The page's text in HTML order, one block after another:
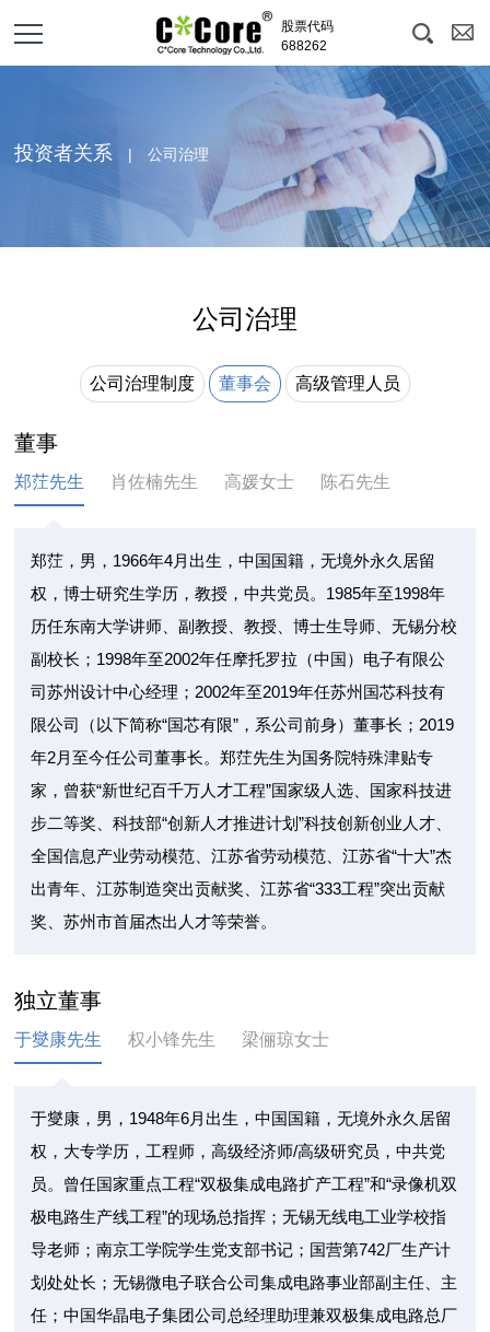
股票代码
688262
投资者关系 | 公司治理
公司治理
公司治理制度 董事会 高级管理人员
董事
郑茳先生 肖佐楠先生 高媛女士 陈石先生
郑茳，男，1966年4月出生，中国国籍，无境外永久居留
权，博士研究生学历，教授，中共党员。1985年至1998年
历任东南大学讲师、副教授、教授、博士生导师、无锡分校
副校长；1998年至2002年任摩托罗拉（中国）电子有限公
司苏州设计中心经理；2002年至2019年任苏州国芯科技有
限公司（以下简称“国芯有限”，系公司前身）董事长；2019
年2月至今任公司董事长。郑茳先生为国务院特殊津贴专
家，曾获“新世纪百千万人才工程”国家级人选、国家科技进
步二等奖、科技部“创新人才推进计划”科技创新创业人才、
全国信息产业劳动模范、江苏省劳动模范、江苏省“十大”杰
出青年、江苏制造突出贡献奖、江苏省“333工程”突出贡献
奖、苏州市首届杰出人才等荣誉。
独立董事
于燮康先生 权小锋先生 梁俪琼女士
于燮康，男，1948年6月出生，中国国籍，无境外永久居留
权，大专学历，工程师，高级经济师/高级研究员，中共党
员。曾任国家重点工程“双极集成电路扩产工程”和“录像机双
极电路生产线工程”的现场总指挥；无锡无线电工业学校指
导老师；南京工学院学生党支部书记；国营第742厂生产计
划处处长；无锡微电子联合公司集成电路事业部副主任、主
任；中国华晶电子集团公司总经理助理兼双极集成电路总厂